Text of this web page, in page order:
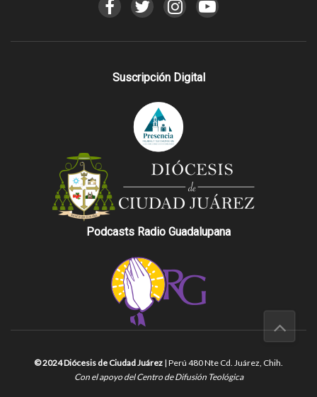
Suscripción Digital
Podcasts Radio Guadalupana
© 2024 Diócesis de Ciudad Juárez | Perú 480 Nte Cd. Juárez, Chih.
Con el apoyo del Centro de Difusión Teológica